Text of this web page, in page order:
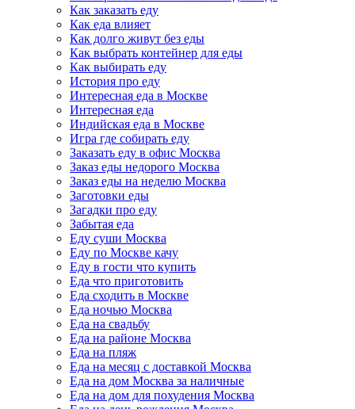
Как заказать еду
Как еда влияет
Как долго живут без еды
Как выбрать контейнер для еды
Как выбирать еду
История про еду
Интересная еда в Москве
Интересная еда
Индийская еда в Москве
Игра где собирать еду
Заказать еду в офис Москва
Заказ еды недорого Москва
Заказ еды на неделю Москва
Заготовки еды
Загадки про еду
Забытая еда
Еду суши Москва
Еду по Москве качу
Еду в гости что купить
Еда что приготовить
Еда сходить в Москве
Еда ночью Москва
Еда на свадьбу
Еда на районе Москва
Еда на пляж
Еда на месяц с доставкой Москва
Еда на дом Москва за наличные
Еда на дом для похудения Москва